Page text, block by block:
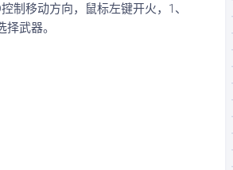
制移动方向，鼠标左键开火，1、
择武器。